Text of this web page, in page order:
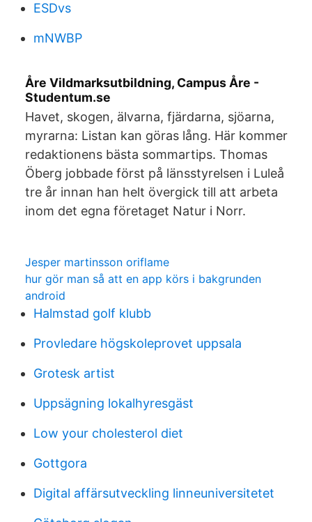
ESDvs
mNWBP
Åre Vildmarksutbildning, Campus Åre -
Studentum.se
Havet, skogen, älvarna, fjärdarna, sjöarna,
myrarna: Listan kan göras lång. Här kommer
redaktionens bästa sommartips. Thomas
Öberg jobbade först på länsstyrelsen i Luleå
tre år innan han helt övergick till att arbeta
inom det egna företaget Natur i Norr.
Jesper martinsson oriflame
hur gör man så att en app körs i bakgrunden
android
Halmstad golf klubb
Provledare högskoleprovet uppsala
Grotesk artist
Uppsägning lokalhyresgäst
Low your cholesterol diet
Gottgora
Digital affärsutveckling linneuniversitetet